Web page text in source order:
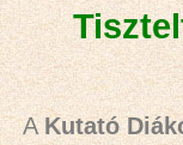
A Kutató